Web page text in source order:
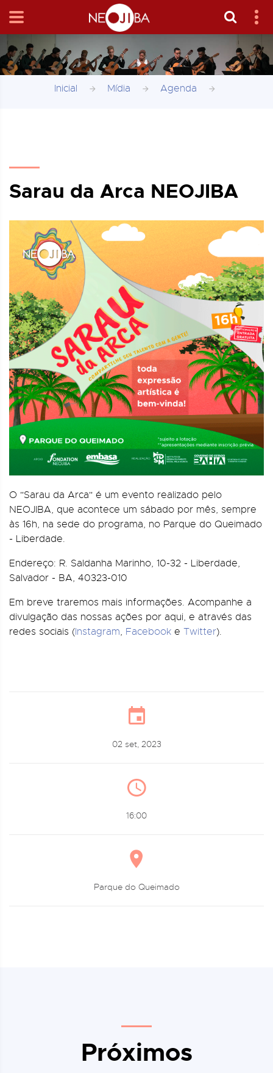
Inicial Mídia Agenda
Sarau da Arca NEOJIBA
O "Sarau da Arca" é um evento realizado pelo
NEOJIBA, que acontece um sábado por mês, sempre
às 16h, na sede do programa, no Parque do Queimado
- Liberdade.
Endereço: R. Saldanha Marinho, 10-32 - Liberdade,
Salvador - BA, 40323-010
Em breve traremos mais informações. Acompanhe a
divulgação das nossas ações por aqui, e através das
redes sociais (Instagram, Facebook e Twitter).
02 set, 2023
16:00
Parque do Queimado
Próximos